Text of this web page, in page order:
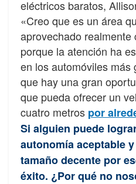
eléctricos baratos,
«Creo que es un área
aprovechado
porque la atención ha
en los automóviles
que hay una gran
que pueda ofrecer un
cuatro metros por
Si alguien puede
autonomía aceptable
tamaño decente por
éxito. ¿Por qué no